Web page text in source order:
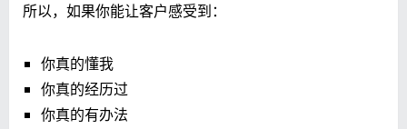
所以，如果你能让客户感受到：
你真的懂我
你真的经历过
你真的有办法